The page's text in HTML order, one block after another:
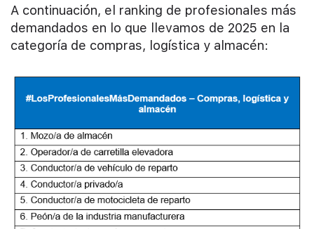
A continuación, el ranking de profesionales más
demandados en lo que llevamos de 2025 en la
categoría de compras, logística y almacén: